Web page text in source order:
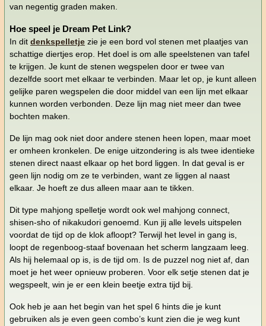
van negentig graden maken.
Hoe speel je Dream Pet Link?
In dit denkspelletje zie je een bord vol stenen met plaatjes van
schattige diertjes erop. Het doel is om alle speelstenen van tafel
te krijgen. Je kunt de stenen wegspelen door er twee van
dezelfde soort met elkaar te verbinden. Maar let op, je kunt alleen
gelijke paren wegspelen die door middel van een lijn met elkaar
kunnen worden verbonden. Deze lijn mag niet meer dan twee
bochten maken.
De lijn mag ook niet door andere stenen heen lopen, maar moet
er omheen kronkelen. De enige uitzondering is als twee identieke
stenen direct naast elkaar op het bord liggen. In dat geval is er
geen lijn nodig om ze te verbinden, want ze liggen al naast
elkaar. Je hoeft ze dus alleen maar aan te tikken.
Dit type mahjong spelletje wordt ook wel mahjong connect,
shisen-sho of nikakudori genoemd. Kun jij alle levels uitspelen
voordat de tijd op de klok afloopt? Terwijl het level in gang is,
loopt de regenboog-staaf bovenaan het scherm langzaam leeg.
Als hij helemaal op is, is de tijd om. Is de puzzel nog niet af, dan
moet je het weer opnieuw proberen. Voor elk setje stenen dat je
wegspeelt, win je er een klein beetje extra tijd bij.
Ook heb je aan het begin van het spel 6 hints die je kunt
gebruiken als je even geen combo’s kunt zien die je weg kunt